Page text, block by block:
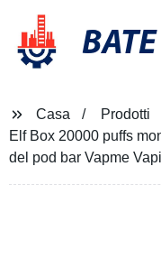
BATE
Casa
Prodotti
Elf Box 20000 puffs
del pod bar Vapme